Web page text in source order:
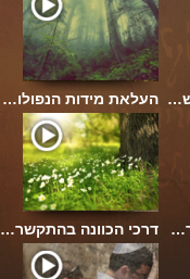
העלאת מידות הנפולו…
דרכי הכוונה בהתקשר…